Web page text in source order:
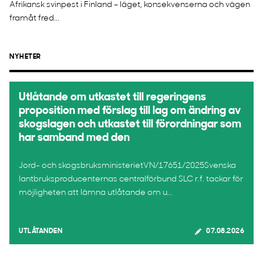
Afrikansk svinpest i Finland – läget, konsekvenserna och vägen
framåt fred...
NYHETER
Utlåtande om utkastet till regeringens
proposition med förslag till lag om ändring av
skogslagen och utkastet till förordningar som
har samband med den
Jord- och skogsbruksministerietVN/17651/2025Svenska
lantbruksproducenternas centralförbund SLC r.f. tackar för
möjligheten att lämna utlåtande om u...
UTLÅTANDEN 07.08.2026